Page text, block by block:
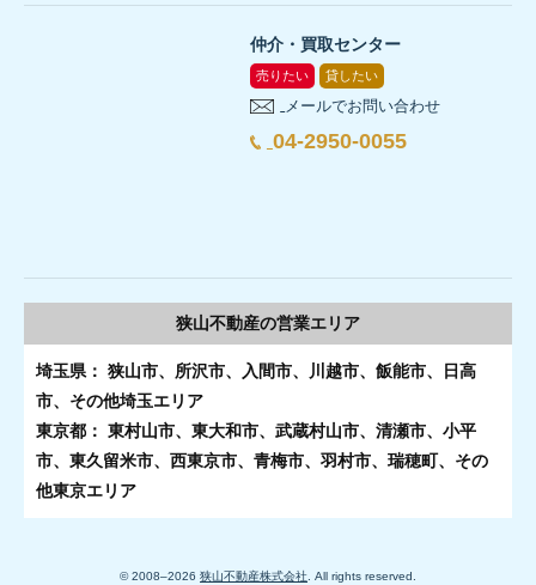
推し活と地震対策を両立できる住まい選びを
まとめ｜推し活グッズと安全を両立できる
大型地震からフィギュアやアクスタなどの推し活グッズを
出入口、廊下、ベッドの周囲に背の高い展示棚を置かな
重い物、割れやすい物、大切な物を低い位置へ置く
玄関や窓の仕様、建物配置、外構、周辺環境など、
住宅購入の条件整理について相談する
旅行前の防犯確認は、建物の外側、開口部、留守中の
道路や隣地から玄関、窓、庭、勝手口の見え方を確認
玄関、窓、小窓、勝手口、シャッターなどの施錠状態
郵便物、宅配物、ゴミ、庭用品を整理する
照明、センサー、防犯カメラ、見守り機器の動作を確
災害後に復旧しやすい家とは、被害を小さく抑える
住宅レジリエンスは耐震性だけを確認すればよい
注文住宅と新築戸建では、災害後の復旧しやすさ
注文住宅は計画段階で設備配置や代替電源、点検性
住まいを購入する前に、どの項目を整理しておく
窓の位置、採光、風通し、外からの視線はどう
収納の位置、奥行き、棚、扉は使いやすいか
キッチン、洗面、浴室の設備仕様と操作性は
玄関までの動線と駐車計画に無理がないか
境界、隣地、道路との関係を資料と照合したか
周辺の音、交通、明るさ、プライバシーを確
建物以外に必要となる費用や今後の維持管理
新築戸建や注文住宅で防災備蓄の収納を考えるポ
一か所に詰め込まず、キッチン、パントリー、玄関
スーパーで買える普通の食品でも、主食・主菜・副
1週間分の食料備蓄は、家族の食事回数とライフライ
新築戸建・注文住宅では、普段使いと分散保管を両
防災備蓄は、特別な食品を揃えて終わりではなく、食
玄関までの避難経路を確保できるか
リビングから玄関までの廊下が狭い場合、家具が一つ倒
家具を固定できる壁か
家具を壁へ固定する予定がある場合は、壁の構造や下地も
今日から確認できる家具転倒防止チェック
主食だけでなく、主菜・副菜・間食を組み合
アレルギー、持病、乳幼児食、介護食へ配慮し
調理に必要な水、熱源、鍋、食器を確認した
在宅避難用と持ち出し用を分けた
扉や通路をふさがず、複数箇所へ分散して保管
賞味期限と補充日を管理できる一覧を作った
地震発生前に確認したいチェックリスト
丈夫な机や安全な空間を部屋ごとに確認してい
玄関や窓までの通路を家具や荷物が塞がない
底の厚い履物やライトを手の届く位置に用意
自宅用の備蓄と避難時の持ち出し品を分けてい
自治体の防災マップで避難場所と複数の経路
家族の連絡方法と集合場所を決めている
乳幼児、高齢者、介助が必要な人の使い方を
使用後の袋を密閉し、一時保管できる場所があ
よくある質問
断水したら、家庭のトイレはすぐ流してもよいで
断水時は、給水だけでなく下水道や宅内排水管の状
周辺建物からの視線とプライバシーを確認した
家具や家電を置ける壁面を確保できるか
建物以外の外構や造成に関する費用を確認した
土地と建物を含めた住宅ローンや資金計画を
よくある質問
仲介・買取センター
売りたい 貸したい
メールでお問い合わせ
04-2950-0055
狭山不動産の営業エリア
埼玉県： 狭山市、所沢市、入間市、川越市、飯能市、日高
市、その他埼玉エリア
東京都： 東村山市、東大和市、武蔵村山市、清瀬市、小平
市、東久留米市、西東京市、青梅市、羽村市、瑞穂町、その
他東京エリア
© 2008–2026 狭山不動産株式会社. All rights reserved.